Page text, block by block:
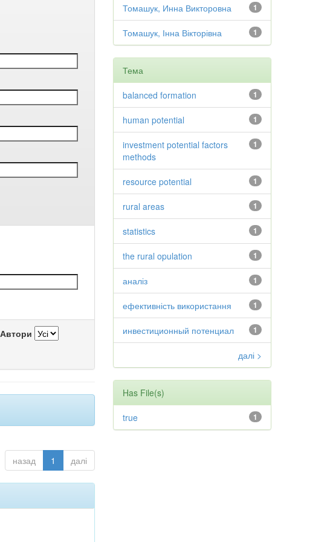
Автори
назад 1 далі
1
Томашук, Инна Викторовна
1
Томашук, Інна Вікторівна
Тема
1
balanced formation
1
human potential
1
investment potential factors
methods
1
resource potential
1
rural areas
1
statistics
1
the rural opulation
1
аналіз
1
ефективність використання
1
инвестиционный потенциал
далі >
Has File(s)
1
true